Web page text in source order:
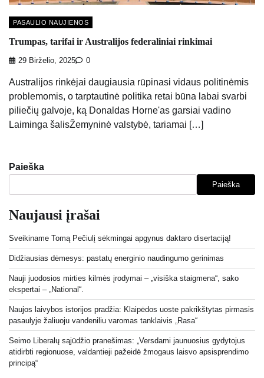
PASAULIO NAUJIENOS
Trumpas, tarifai ir Australijos federaliniai rinkimai
29 Birželio, 2025 0
Australijos rinkėjai daugiausia rūpinasi vidaus politinėmis
problemomis, o tarptautinė politika retai būna labai svarbi
piliečių galvoje, ką Donaldas Horne'as garsiai vadino
Laiminga šalisŽemyninė valstybė, tariamai […]
Paieška
Paieška
Naujausi įrašai
Sveikiname Tomą Pečiulį sėkmingai apgynus daktaro disertaciją!
Didžiausias dėmesys: pastatų energinio naudingumo gerinimas
Nauji juodosios mirties kilmės įrodymai – „visiška staigmena“, sako
ekspertai – „National“.
Naujos laivybos istorijos pradžia: Klaipėdos uoste pakrikštytas pirmasis
pasaulyje žaliuoju vandeniliu varomas tanklaivis „Rasa“
Seimo Liberalų sąjūdžio pranešimas: „Versdami jaunuosius gydytojus
atidirbti regionuose, valdantieji pažeidė žmogaus laisvo apsisprendimo
principą“